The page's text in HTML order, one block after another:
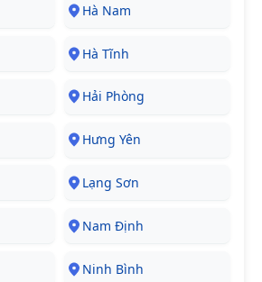
Hà Nam
Hà Tĩnh
Hải Phòng
Hưng Yên
Lạng Sơn
Nam Định
Ninh Bình